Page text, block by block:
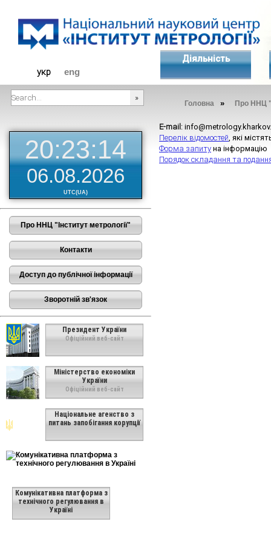
укр eng
Діяльність
Головна » Про ННЦ
20:23:15
06.08.2026
UTC(UA)
Про ННЦ "Інститут метрології"
Контакти
Доступ до публічної інформації
Зворотній зв'язок
Президент України
Офіційний веб-сайт
Міністерство економіки
України
Офіційний веб-сайт
Національне агенство з
питань запобігання корупції
Комунікативна платформа з
технічного регулювання в
Україні
E-mail :
Перелік відомостей, які
Форма запиту на
Порядок складання та